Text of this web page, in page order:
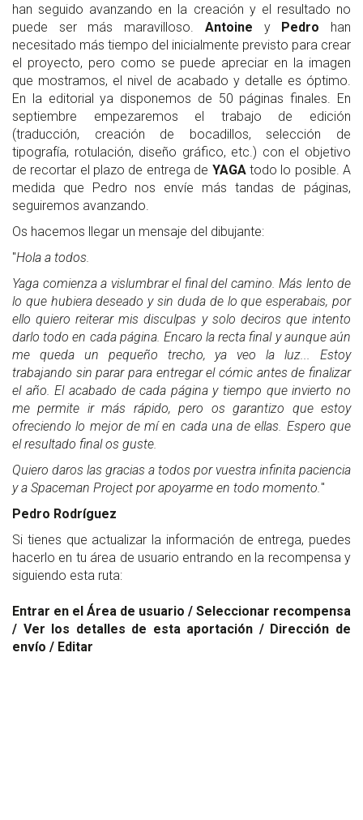
han seguido avanzando en la creación y el resultado no
puede ser más maravilloso. Antoine y Pedro han
necesitado más tiempo del inicialmente previsto para crear
el proyecto, pero como se puede apreciar en la imagen
que mostramos, el nivel de acabado y detalle es óptimo.
En la editorial ya disponemos de 50 páginas finales. En
septiembre empezaremos el trabajo de edición
(traducción, creación de bocadillos, selección de
tipografía, rotulación, diseño gráfico, etc.) con el objetivo
de recortar el plazo de entrega de YAGAtodo lo posible. A
medida que Pedro nos envíe más tandas de páginas,
seguiremos avanzando.
Os hacemos llegar un mensaje del dibujante:
"Hola a todos.
Yaga comienza a vislumbrar el final del camino. Más lento de
lo que hubiera deseado y sin duda de lo que esperabais, por
ello quiero reiterar mis disculpas y solo deciros que intento
darlo todo en cada página. Encaro la recta final y aunque aún
me queda un pequeño trecho, ya veo la luz... Estoy
trabajando sin parar para entregar el cómic antes de finalizar
el año. El acabado de cada página y tiempo que invierto no
me permite ir más rápido, pero os garantizo que estoy
ofreciendo lo mejor de mí en cada una de ellas. Espero que
el resultado final os guste.
Quiero daros las gracias a todos por vuestra infinita paciencia
y a Spaceman Project por apoyarme en todo momento. "
Pedro Rodríguez
Si tienes que actualizar la información de entrega, puedes
hacerlo en tu área de usuario entrando en la recompensa y
siguiendo esta ruta:
Entrar en el Área de usuario / Seleccionar recompensa
/ Ver los detalles de esta aportación / Dirección de
envío / Editar